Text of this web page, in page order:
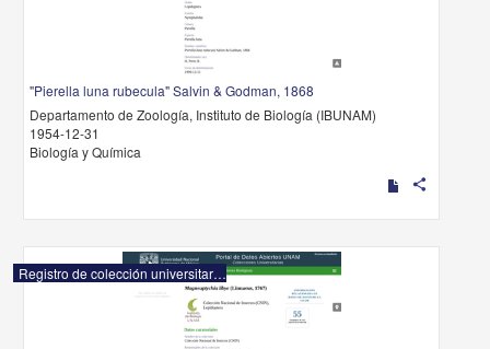
"Pierella luna rubecula" Salvin & Godman, 1868
Departamento de Zoología, Instituto de Biología (IBUNAM)
1954-12-31
Biología y Química
share
Registro de colección universitaria